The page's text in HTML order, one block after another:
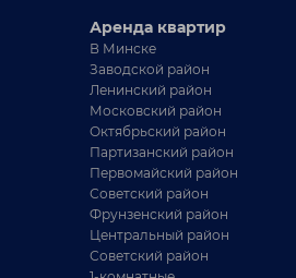
Аренда квартир
В Минске
Заводской район
Ленинский район
Московский район
Октябрьский район
Партизанский район
Первомайский район
Советский район
Фрунзенский район
Центральный район
Советский район